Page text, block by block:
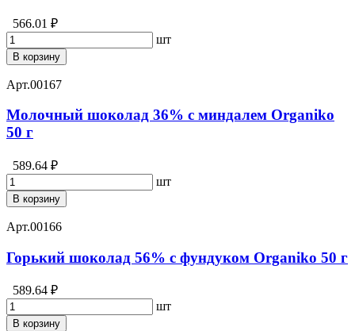
566.01 ₽
шт
В корзину
Арт.00167
Молочный шоколад 36% с миндалем Organiko
50 г
589.64 ₽
шт
В корзину
Арт.00166
Горький шоколад 56% с фундуком Organiko 50 г
589.64 ₽
шт
В корзину